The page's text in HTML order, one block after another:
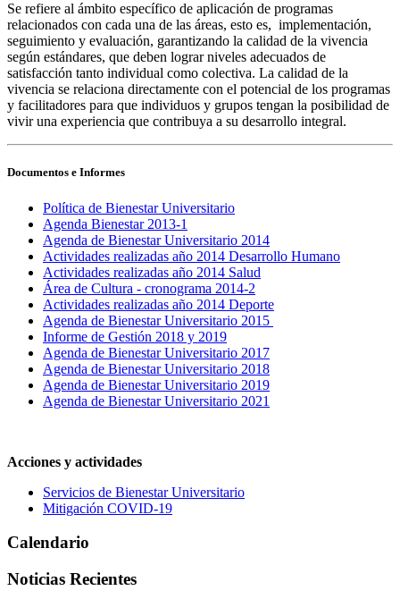
Se refiere al ámbito específico de aplicación de programas
relacionados con cada una de las áreas, esto es, implementación,
seguimiento y evaluación, garantizando la calidad de la vivencia
según estándares, que deben lograr niveles adecuados de
satisfacción tanto individual como colectiva. La calidad de la
vivencia se relaciona directamente con el potencial de los programas
y facilitadores para que individuos y grupos tengan la posibilidad de
vivir una experiencia que contribuya a su desarrollo integral.
Documentos e Informes
Política de Bienestar Universitario
Agenda Bienestar 2013-1
Agenda de Bienestar Universitario 2014
Actividades realizadas año 2014 Desarrollo Humano
Actividades realizadas año 2014 Salud
Área de Cultura - cronograma 2014-2
Actividades realizadas año 2014 Deporte
Agenda de Bienestar Universitario 2015
Informe de Gestión 2018 y 2019
Agenda de Bienestar Universitario 2017
Agenda de Bienestar Universitario 2018
Agenda de Bienestar Universitario 2019
Agenda de Bienestar Universitario 2021
Acciones y actividades
Servicios de Bienestar Universitario
Mitigación COVID-19
Calendario
Noticias Recientes